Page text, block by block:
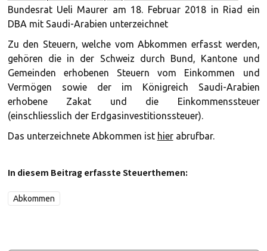
Bundesrat Ueli Maurer am 18. Februar 2018 in Riad ein
DBA mit Saudi-Arabien unterzeichnet
Zu den Steuern, welche vom Abkommen erfasst werden,
gehören die in der Schweiz durch Bund, Kantone und
Gemeinden erhobenen Steuern vom Einkommen und
Vermögen sowie der im Königreich Saudi-Arabien
erhobene Zakat und die Einkommenssteuer
(einschliesslich der Erdgasinvestitionssteuer).
Das unterzeichnete Abkommen ist hierabrufbar.
In diesem Beitrag erfasste Steuerthemen:
Abkommen